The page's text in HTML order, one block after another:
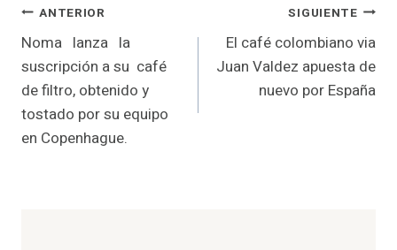
Navegación
de
entradas
ANTERIOR
Noma lanza la
suscripción a su café
de filtro, obtenido y
tostado por su equipo
en Copenhague.
SIGUIENTE
El café colombiano via
Juan Valdez apuesta de
nuevo por España